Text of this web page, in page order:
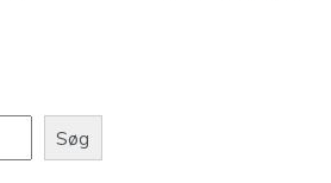
Søg